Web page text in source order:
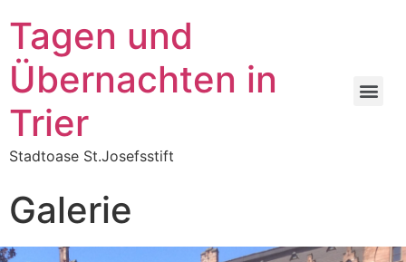
Tagen und
Übernachten in
Trier
Stadtoase St.Josefsstift
Galerie